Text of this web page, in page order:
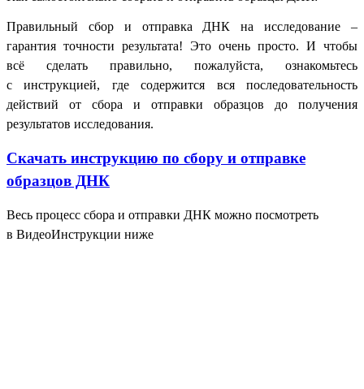
Правильный сбор и отправка ДНК на исследование –
гарантия точности результата! Это очень просто. И чтобы
всё сделать правильно, пожалуйста, ознакомьтесь
синструкцией, где содержится вся последовательность
действий от сбора и отправки образцов до получения
результатов исследования.
Скачать инструкцию по сбору и отправке
образцов ДНК
Весь процесс сбора и отправки ДНК можно посмотреть
в ВидеоИнструкции ниже